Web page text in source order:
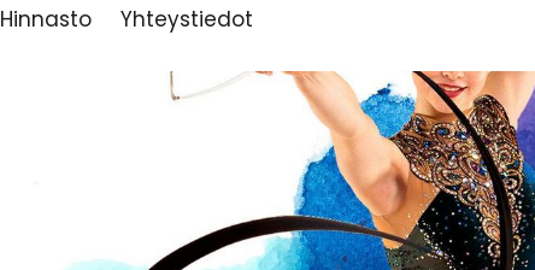
Hinnasto
Yhteystiedot